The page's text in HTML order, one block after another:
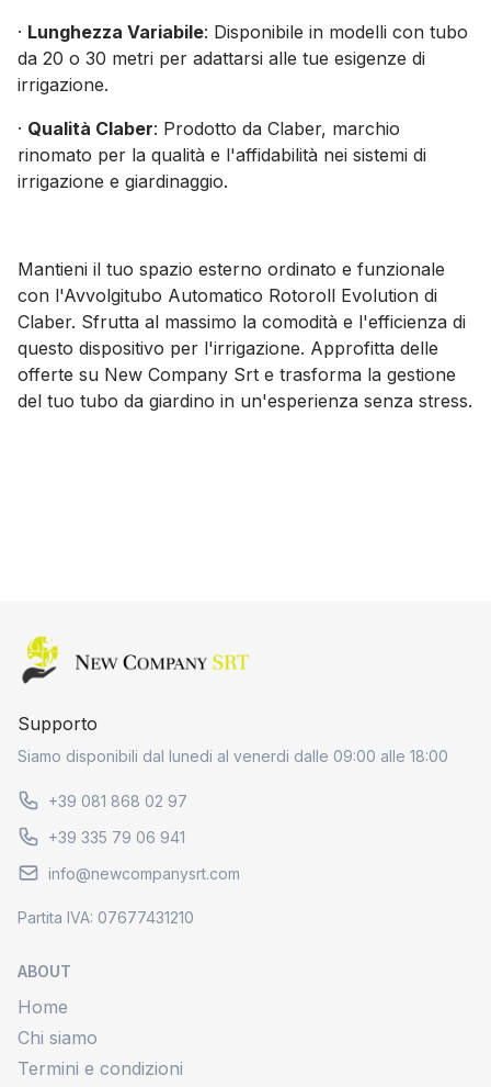
· Lunghezza Variabile: Disponibile in modelli con tubo
da 20 o 30 metri per adattarsi alle tue esigenze di
irrigazione.
· Qualità Claber: Prodotto da Claber, marchio
rinomato per la qualità e l'affidabilità nei sistemi di
irrigazione e giardinaggio.
Mantieni il tuo spazio esterno ordinato e funzionale
con l'Avvolgitubo Automatico Rotoroll Evolution di
Claber. Sfrutta al massimo la comodità e l'efficienza di
questo dispositivo per l'irrigazione. Approfitta delle
offerte su New Company Srt e trasforma la gestione
del tuo tubo da giardino in un'esperienza senza stress.
Home page
ABOUT
Home
Chi siamo
Termini e condizioni
Supporto
Siamo disponibili dal lunedi al venerdi dalle 09:00 alle 18:00
+39 081 868 02 97
+39 335 79 06 941
info@newcompanysrt.com
Partita IVA: 07677431210